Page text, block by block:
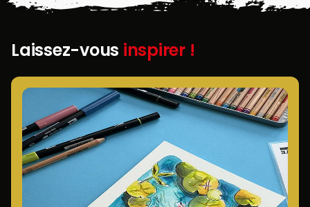
Laissez-vous inspirer !